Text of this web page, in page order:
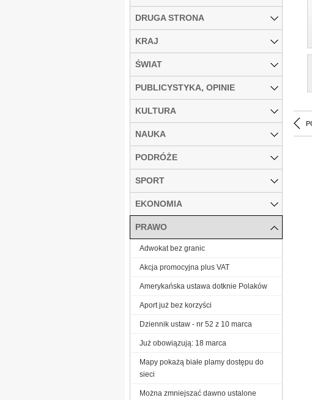
DRUGA STRONA
KRAJ
ŚWIAT
PUBLICYSTYKA, OPINIE
KULTURA
NAUKA
PODRÓŻE
SPORT
EKONOMIA
PRAWO
Adwokat bez granic
Akcja promocyjna plus VAT
Amerykańska ustawa dotknie Polaków
Aport już bez korzyści
Dziennik ustaw - nr 52 z 10 marca
Już obowiązują: 18 marca
Mapy pokażą białe plamy dostępu do
sieci
Można zmniejszać dawno ustalone